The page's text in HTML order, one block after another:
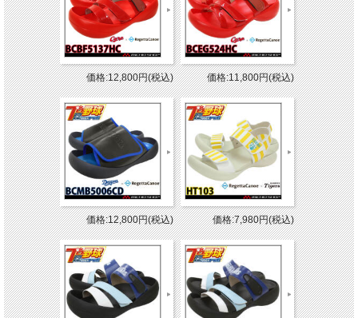
価格:12,800円(税込) 価格:11,800円(税込)
価格:12,800円(税込) 価格:7,980円(税込)